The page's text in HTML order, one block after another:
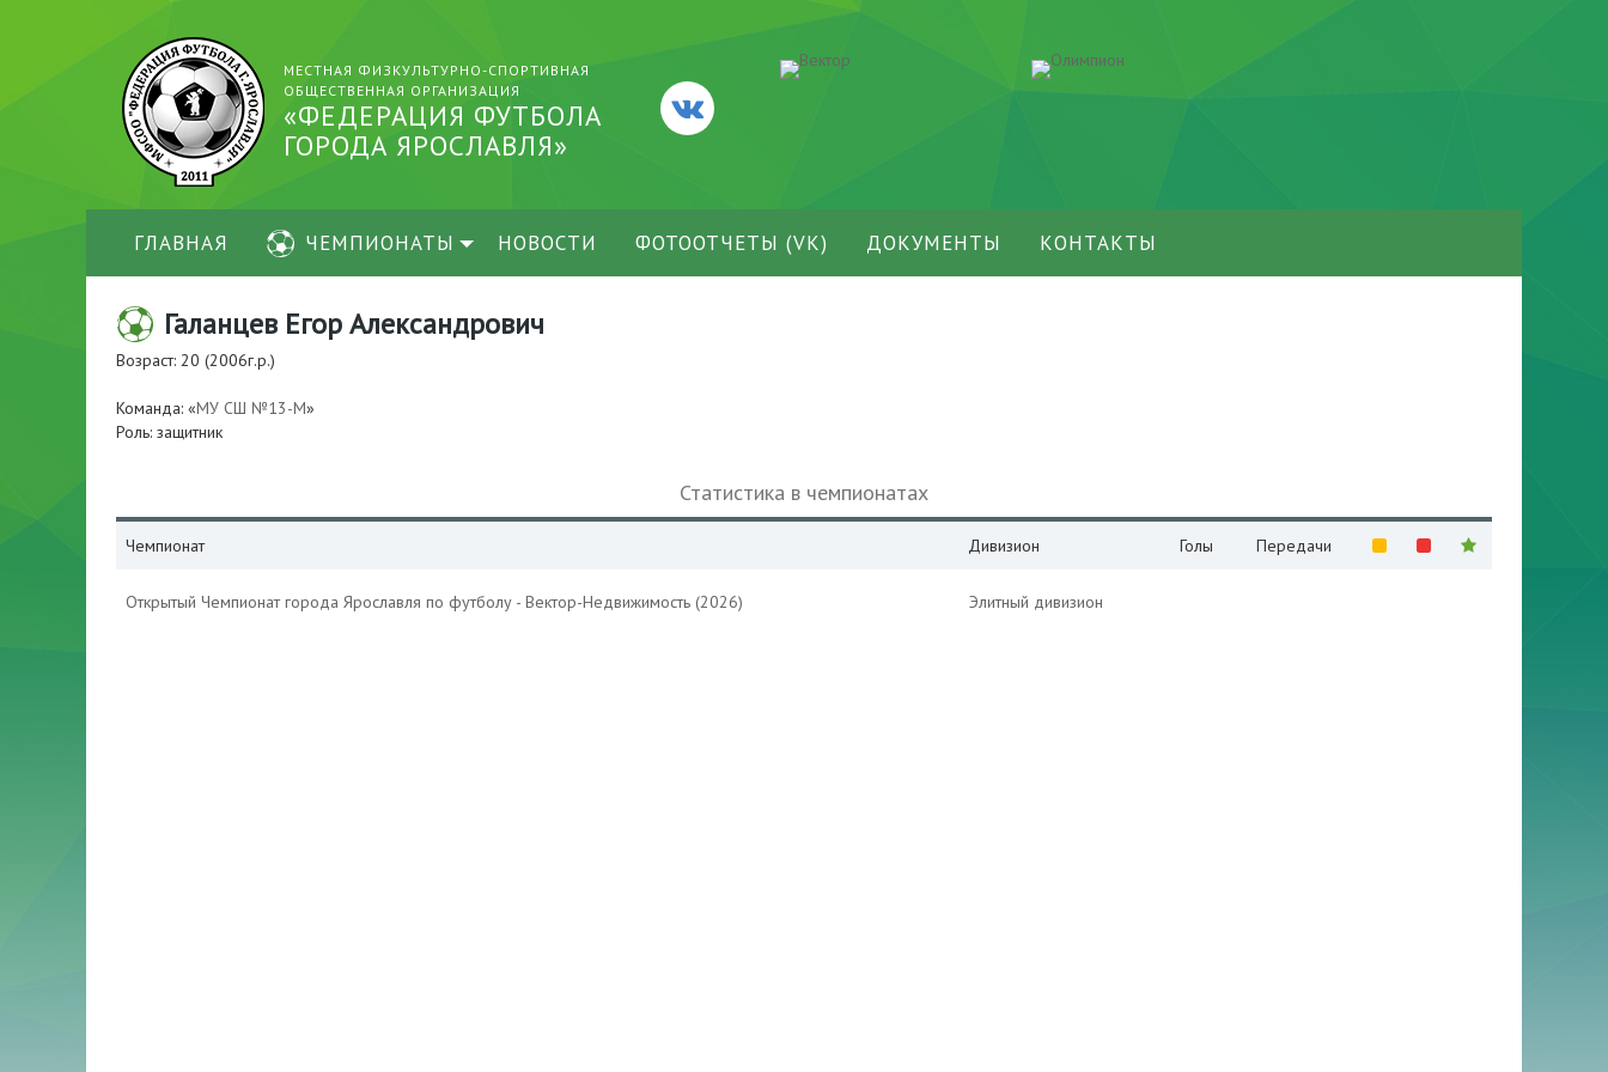
МЕСТНАЯ ФИЗКУЛЬТУРНО-СПОРТИВНАЯ
ОБЩЕСТВЕННАЯ ОРГАНИЗАЦИЯ
«ФЕДЕРАЦИЯ ФУТБОЛА
ГОРОДА ЯРОСЛАВЛЯ»
ГЛАВНАЯ ЧЕМПИОНАТЫ НОВОСТИ ФОТООТЧЕТЫ (VK) ДОКУМЕНТЫ КОНТАКТЫ
Галанцев Егор Александрович
Возраст: 20 (2006г.р.)
Команда: «МУ СШ №13-М»
Роль: защитник
Статистика в чемпионатах
Чемпионат Дивизион Голы Передачи
Открытый Чемпионат города Ярославля по футболу - Вектор-Недвижимость (2026) Элитный дивизион